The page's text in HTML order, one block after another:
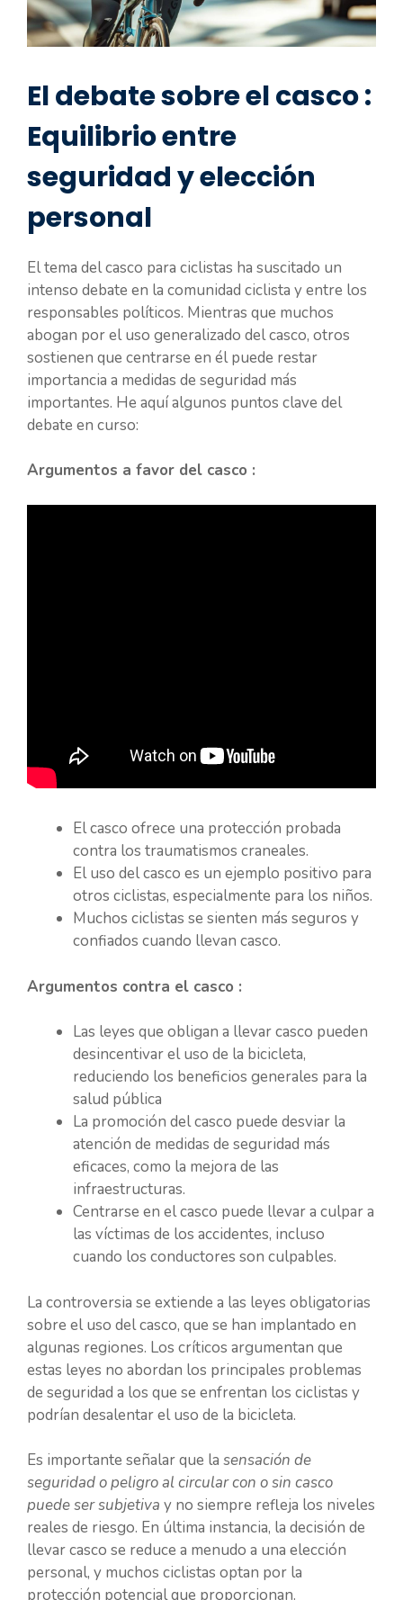
El debate sobre el casco :
Equilibrio entre
seguridad y elección
personal
El tema del casco para ciclistas ha suscitado un
intenso debate en la comunidad ciclista y entre los
responsables políticos. Mientras que muchos
abogan por el uso generalizado del casco, otros
sostienen que centrarse en él puede restar
importancia a medidas de seguridad más
importantes. He aquí algunos puntos clave del
debate en curso:
Argumentos a favor del casco :
El casco ofrece una protección probada
contra los traumatismos craneales.
El uso del casco es un ejemplo positivo para
otros ciclistas, especialmente para los niños.
Muchos ciclistas se sienten más seguros y
confiados cuando llevan casco.
Argumentos contra el casco :
Las leyes que obligan a llevar casco pueden
desincentivar el uso de la bicicleta,
reduciendo los beneficios generales para la
salud pública
La promoción del casco puede desviar la
atención de medidas de seguridad más
eficaces, como la mejora de las
infraestructuras.
Centrarse en el casco puede llevar a culpar a
las víctimas de los accidentes, incluso
cuando los conductores son culpables.
La controversia se extiende a las leyes obligatorias
sobre el uso del casco, que se han implantado en
algunas regiones. Los críticos argumentan que
estas leyes no abordan los principales problemas
de seguridad a los que se enfrentan los ciclistas y
podrían desalentar el uso de la bicicleta.
Es importante señalar que la sensación de
seguridad o peligro al circular con o sin casco
puede ser subjetiva y no siempre refleja los niveles
reales de riesgo. En última instancia, la decisión de
llevar casco se reduce a menudo a una elección
personal, y muchos ciclistas optan por la
protección potencial que proporcionan.